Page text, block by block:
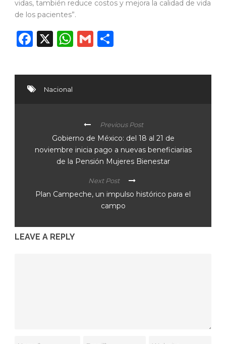
vidas, también reduce costos y mejora la calidad de vida
de los pacientes”.
Facebook
X WhatsApp
Gmail
Nacional
Previous Post
Gobierno de México: del 18 al 21 de
noviembre inicia pago a nuevas beneficiarias
de la Pensión Mujeres Bienestar
Next Post
Plan Campeche, un impulso histórico para el
campo
LEAVE A REPLY